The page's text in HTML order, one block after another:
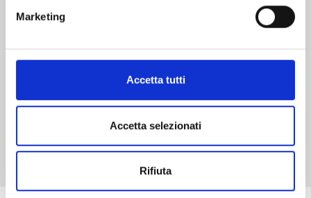
Marketing
Accetta tutti
Accetta selezionati
Rifiuta
€ 5,50
Mostra tutto